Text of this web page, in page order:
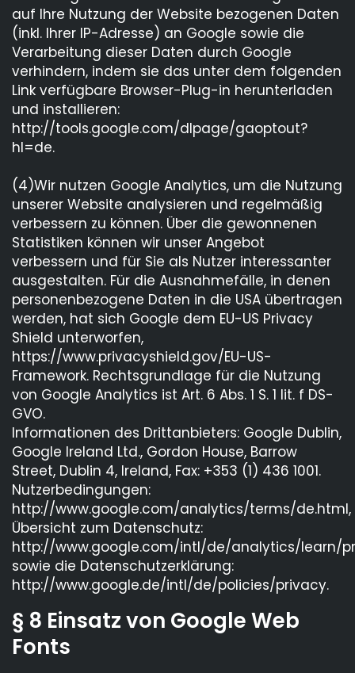
auf Ihre Nutzung der Website bezogenen Daten
(inkl. Ihrer IP-Adresse) an Google sowie die
Verarbeitung dieser Daten durch Google
verhindern, indem sie das unter dem folgenden
Link verfügbare Browser-Plug-in herunterladen
und installieren:
http://tools.google.com/dlpage/gaoptout?
hl=de.
(4)Wir nutzen Google Analytics, um die Nutzung
unserer Website analysieren und regelmäßig
verbessern zu können. Über die gewonnenen
Statistiken können wir unser Angebot
verbessern und für Sie als Nutzer interessanter
ausgestalten. Für die Ausnahmefälle, in denen
personenbezogene Daten in die USA übertragen
werden, hat sich Google dem EU-US Privacy
Shield unterworfen,
https://www.privacyshield.gov/EU-US-
Framework. Rechtsgrundlage für die Nutzung
von Google Analytics ist Art. 6 Abs. 1 S. 1 lit. f DS-
GVO.
Informationen des Drittanbieters: Google Dublin,
Google Ireland Ltd., Gordon House, Barrow
Street, Dublin 4, Ireland, Fax: +353 (1) 436 1001.
Nutzerbedingungen:
http://www.google.com/analytics/terms/de.html,
Übersicht zum Datenschutz:
http://www.google.com/intl/de/analytics/learn/
sowie die Datenschutzerklärung:
http://www.google.de/intl/de/policies/privacy.
§ 8 Einsatz von Google Web
Fonts